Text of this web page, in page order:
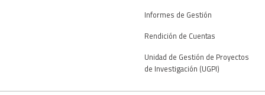
Informes de Gestión
Rendición de Cuentas
Unidad de Gestión de Proyectos
de Investigación (UGPI)